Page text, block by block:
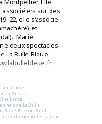
Montpellier. Elle
sur des
22, elle s’associe
et
Marie
deux spectacles
La Bulle Bleue.
Valero
Lancel
de La Bulle
Steve Frickou, Sarah
(en alternance) et la voix